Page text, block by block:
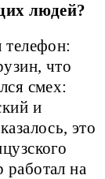
людей?
телефон:
что
смех:
и
это
на